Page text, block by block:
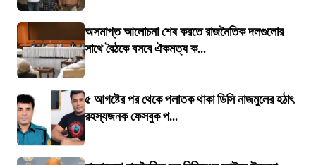
অসমাপ্ত আলোচনা শেষ করতে রাজনৈতিক দলগুলোর
সাথে বৈঠকে বসবে ঐকমত্য ক...
৫ আগষ্টের পর থেকে পলাতক থাকা ডিসি নাজমুলের হঠাৎ
রহস্যজনক ফেসবুক প...